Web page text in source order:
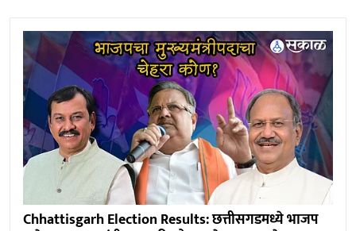
Chhattisgarh Election Results: छत्तीसगडमध्ये भाजप